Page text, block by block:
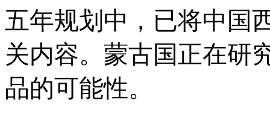
五年规划中，已将中国
关内容。蒙古国正在研
品的可能性。